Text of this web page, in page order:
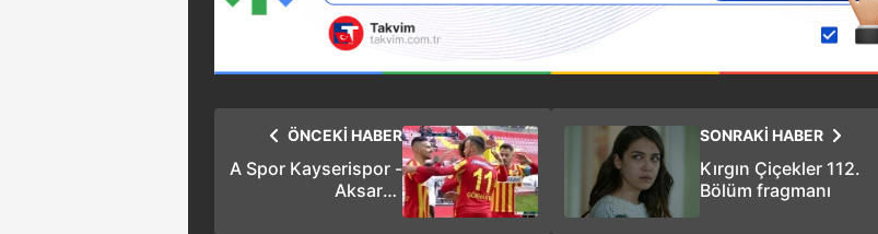
SONRAKİ HABER
Kırgın Çiçekler 112.
Bölüm fragmanı
ÖNCEKİ HABER
A Spor Kayserispor -
Aksaray